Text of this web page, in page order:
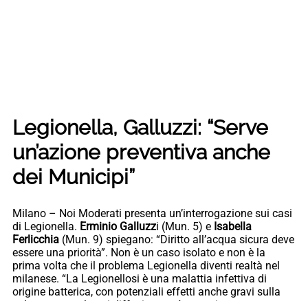
Legionella, Galluzzi: “Serve
un’azione preventiva anche
dei Municipi”
Milano – Noi Moderati presenta un’interrogazione sui casi
di Legionella. Erminio Galluzzi (Mun. 5) e Isabella
Ferlicchia (Mun. 9) spiegano: “Diritto all’acqua sicura deve
essere una priorità”. Non è un caso isolato e non è la
prima volta che il problema Legionella diventi realtà nel
milanese. “La Legionellosi è una malattia infettiva di
origine batterica, con potenziali effetti anche gravi sulla